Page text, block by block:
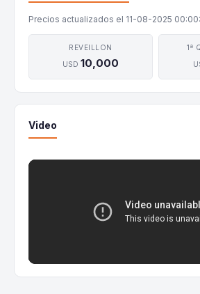
Precios actualizados el 11-08-2025
REVEILLON
USD 10,000
1ª
Video